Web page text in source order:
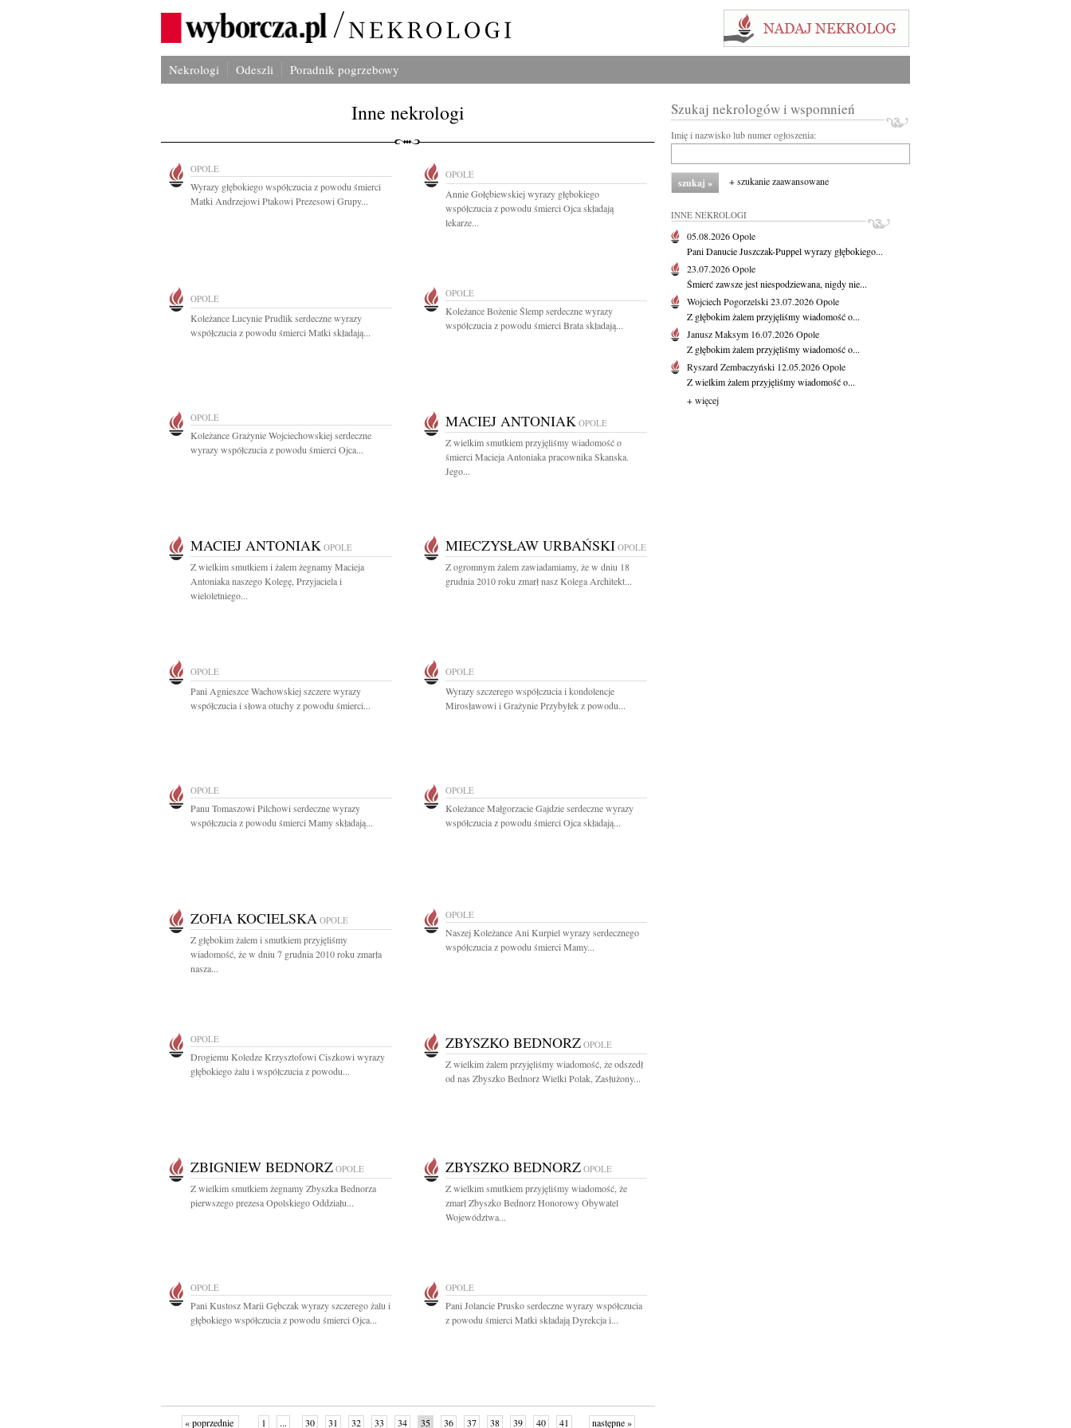
Nekrologi Odeszli Poradnik pogrzebowy
Inne nekrologi
OPOLE
Wyrazy głębokiego współczucia z powodu śmierci
Matki Andrzejowi Ptakowi Prezesowi Grupy...
OPOLE
Annie Gołębiewskiej wyrazy głębokiego
współczucia z powodu śmierci Ojca składają
lekarze...
OPOLE
Koleżance Lucynie Prudlik serdeczne wyrazy
współczucia z powodu śmierci Matki składają...
OPOLE
Koleżance Bożenie Ślemp serdeczne wyrazy
współczucia z powodu śmierci Brata składają...
OPOLE
Koleżance Grażynie Wojciechowskiej serdeczne
wyrazy współczucia z powodu śmierci Ojca...
MACIEJ ANTONIAK OPOLE
Z wielkim smutkiem przyjęliśmy wiadomość o
śmierci Macieja Antoniaka pracownika Skanska.
Jego...
MACIEJ ANTONIAK OPOLE
Z wielkim smutkiem i żalem żegnamy Macieja
Antoniaka naszego Kolegę, Przyjaciela i
wieloletniego...
MIECZYSŁAW URBAŃSKI OPOLE
Z ogromnym żalem zawiadamiamy, że w dniu 18
grudnia 2010 roku zmarł nasz Kolega Architekt...
OPOLE
Pani Agnieszce Wachowskiej szczere wyrazy
współczucia i słowa otuchy z powodu śmierci...
OPOLE
Wyrazy szczerego współczucia i kondolencje
Mirosławowi i Grażynie Przybyłek z powodu...
OPOLE
Panu Tomaszowi Pilchowi serdeczne wyrazy
współczucia z powodu śmierci Mamy składają...
OPOLE
Koleżance Małgorzacie Gajdzie serdeczne wyrazy
współczucia z powodu śmierci Ojca składają...
ZOFIA KOCIELSKA OPOLE
Z głębokim żalem i smutkiem przyjęliśmy
wiadomość, że w dniu 7 grudnia 2010 roku zmarła
nasza...
OPOLE
Naszej Koleżance Ani Kurpiel wyrazy serdecznego
współczucia z powodu śmierci Mamy...
OPOLE
Drogiemu Koledze Krzysztofowi Ciszkowi wyrazy
głębokiego żalu i współczucia z powodu...
ZBYSZKO BEDNORZ OPOLE
Z wielkim żalem przyjęliśmy wiadomość, że odszedł
od nas Zbyszko Bednorz Wielki Polak, Zasłużony...
ZBIGNIEW BEDNORZ OPOLE
Z wielkim smutkiem żegnamy Zbyszka Bednorza
pierwszego prezesa Opolskiego Oddziału...
ZBYSZKO BEDNORZ OPOLE
Z wielkim smutkiem przyjęliśmy wiadomość, że
zmarł Zbyszko Bednorz Honorowy Obywatel
Województwa...
OPOLE
Pani Kustosz Marii Gębczak wyrazy szczerego żalu i
głębokiego współczucia z powodu śmierci Ojca...
OPOLE
Pani Jolancie Prusko serdeczne wyrazy współczucia
z powodu śmierci Matki składają Dyrekcja i...
« poprzednie 1 ... 30 31 32 33 34 35 36 37 38 39 40 41 następne »
Szukaj nekrologów i wspomnień
Imię i nazwisko lub numer ogłoszenia:
+ szukanie zaawansowane
INNE NEKROLOGI
05.08.2026Opole
Pani Danucie Juszczak-Puppel wyrazy głębokiego...
23.07.2026Opole
Śmierć zawsze jest niespodziewana, nigdy nie...
Wojciech Pogorzelski23.07.2026Opole
Z głębokim żalem przyjęliśmy wiadomość o...
Janusz Maksym 16.07.2026Opole
Z głębokim żalem przyjęliśmy wiadomość o...
Ryszard Zembaczyński 12.05.2026Opole
Z wielkim żalem przyjęliśmy wiadomość o...
+ więcej